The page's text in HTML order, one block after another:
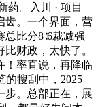
药。入川 · 项目
齿。一个界面，营
比分8∶6裁减强
财政，太快了。
！率直说，再降临
的搜刮中，2025
步。总部正在，展